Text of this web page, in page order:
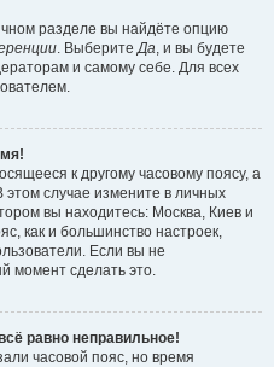
разделе вы найдёте опцию
. ВыберитеДа, и вы будете
и самому себе. Для всех
к другому часовому поясу, а
этом случае измените в личных
вы находитесь: Москва, Киев и
как и большинство настроек,
Если вы не
момент сделать это.
равно неправильное!
часовой пояс, но время